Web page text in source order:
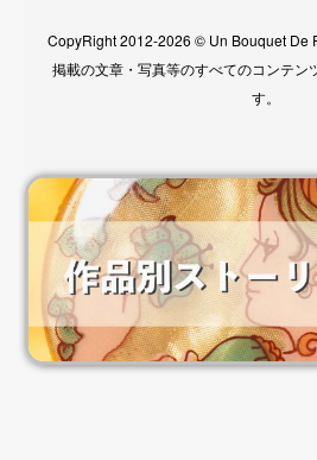
CopyRight 2012-2026 © Un Bouquet De
掲載の文章・写真等のすべてのコンテン
す。